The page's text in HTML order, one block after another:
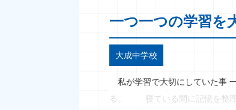
一つ一つの学習を
大成中学校
私が学習で大切にしていた事
る。 寝ている間に記憶を整理